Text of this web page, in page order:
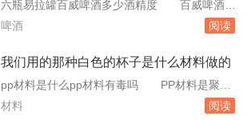
通过深造，进一步提升自己的专业素养。攻读硕
士或博士学位后，他们可以进入科研机构或高
六瓶易拉罐百威啤酒多少酒精度 百威啤酒度
数是11.5°，它的酒精含量应该大约为3.1%。百
0%至12%浓度的啤酒最为普遍。RIO和啤酒的酒
的酒精度在2、5至3、5之间，所以RIO的酒精度
更高。RIO：锐澳鸡尾...
啤酒 阅读
我们用的那种白色的杯子是什么材料做的
pp材料是什么pp材料有毒吗 PP材料是聚丙
烯，为无毒、无臭、无味的乳白色高结晶的聚合
材料 阅读